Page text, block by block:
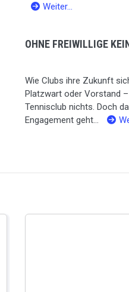
Weiter…
OHNE FREIWILLIGE
Wie Clubs ihre Zukunft
Platzwart oder Vorstand
Tennisclub nichts. Doch
Engagement geht...